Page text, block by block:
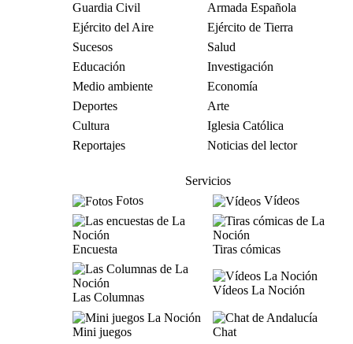
Guardia Civil
Armada Española
Ejército del Aire
Ejército de Tierra
Sucesos
Salud
Educación
Investigación
Medio ambiente
Economía
Deportes
Arte
Cultura
Iglesia Católica
Reportajes
Noticias del lector
Servicios
Fotos
Vídeos
Encuesta Tiras cómicas
Las Columnas
Vídeos La Noción
Mini juegos
Chat